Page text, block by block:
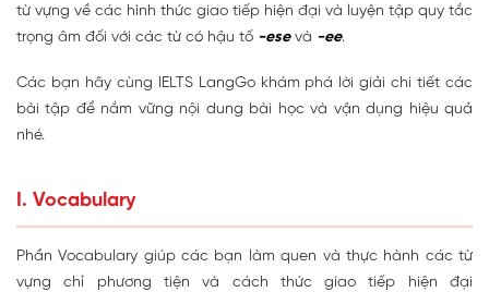
từ vựng về các hình thức giao tiếp hiện đại và luyện tập quy tắc
trọng âm đối với các từ có hậu tố -esevà -ee.
Các bạn hãy cùng IELTS LangGo khám phá lời giải chi tiết các
bài tập để nắm vững nội dung bài học và vận dụng hiệu quả
nhé.
I. Vocabulary
Phần Vocabulary giúp các bạn làm quen và thực hành các từ
vựng chỉ phương tiện và cách thức giao tiếp hiện đại